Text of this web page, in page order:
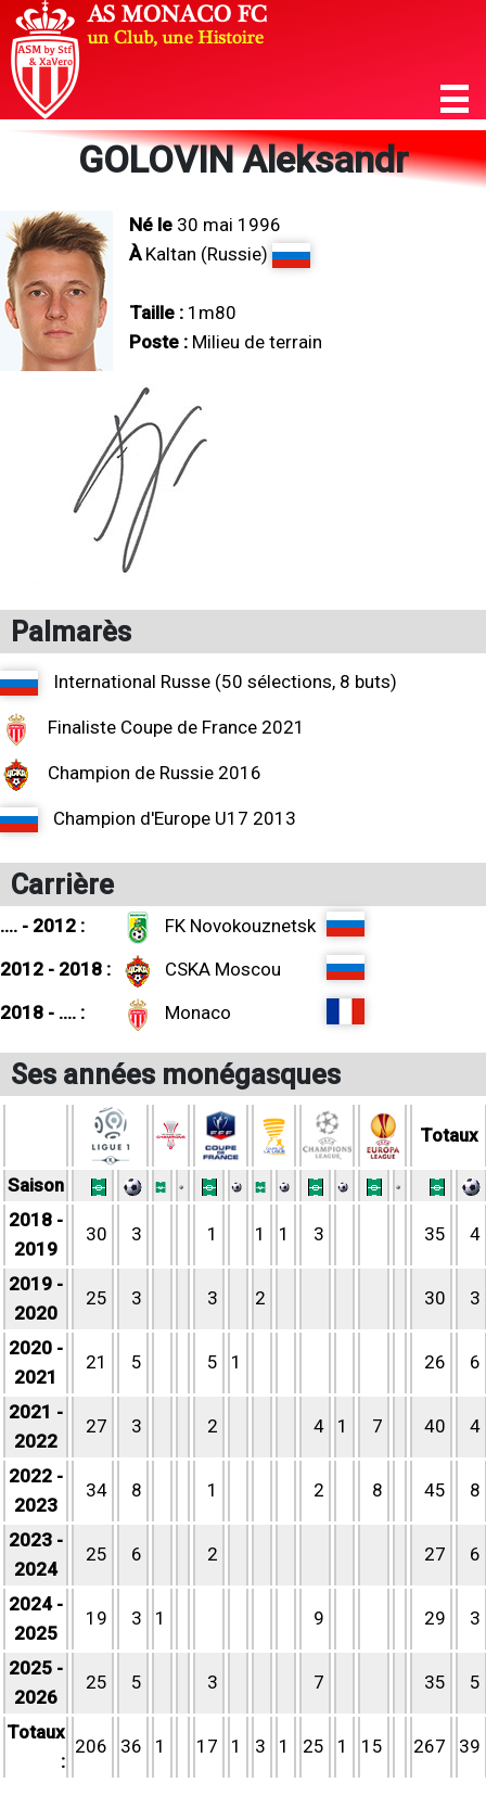
GOLOVIN Aleksandr
Né le 30 mai 1996
ÀKaltan (Russie)
Taille : 1m80
Poste : Milieu de terrain
Palmarès
International Russe (50 sélections, 8 buts)
Finaliste Coupe de France 2021
Champion de Russie 2016
Champion d'Europe U17 2013
Carrière
.... - 2012 :
FK Novokouznetsk
2012 - 2018 :
CSKA Moscou
2018 - .... :
Monaco
Ses années monégasques
Totaux
Saison
2018 -
2019
30 3 1 1 1 3 35 4
2019 -
2020
25 3 3 2 30 3
2020 -
2021
21 5 5 1 26 6
2021 -
2022
27 3 2 4 1 7 40 4
2022 -
2023
34 8 1 2 8 45 8
2023 -
2024
25 6 2 27 6
2024 -
2025
19 3 1 9 29 3
2025 -
2026
25 5 3 7 35 5
Totaux
:
206 36 1 17 1 3 1 25 1 15 267 39